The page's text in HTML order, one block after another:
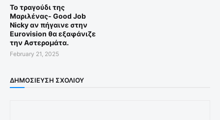
Το τραγούδι της
Μαριλένας- Good Job
Nicky αν πήγαινε στην
Eurovision θα εξαφάνιζε
την Αστερομάτα.
February 21, 2025
ΔΗΜΟΣΊΕΥΣΗ ΣΧΟΛΊΟΥ